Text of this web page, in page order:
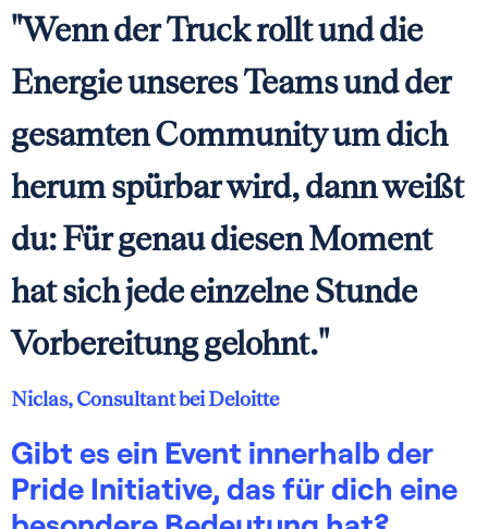
"Wenn der Truck rollt und die
Energie unseres Teams und der
gesamten Community um dich
herum spürbar wird, dann weißt
du: Für genau diesen Moment
hat sich jede einzelne Stunde
Vorbereitung gelohnt."
Niclas, Consultant bei Deloitte
Gibt es ein Event innerhalb der
Pride Initiative, das für dich eine